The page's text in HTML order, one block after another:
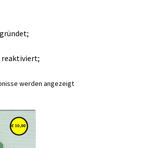
reaktiviert;
werden angezeigt